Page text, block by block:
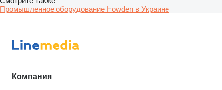
Промышленное оборудование Howden в Украине
Компания